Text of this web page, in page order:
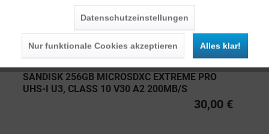
SANDISK 256GB MICROSDXC EXTREME PRO
UHS-I U3, CLASS 10 V30 A2 200MB/S
30,00 €
Datenschutzeinstellungen
Nur funktionale Cookies akzeptieren Alles klar!